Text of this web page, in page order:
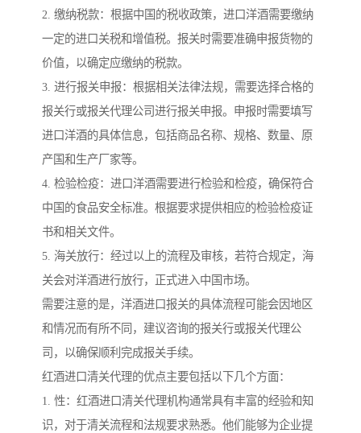
2. 缴纳税款：根据中国的税收政策，进口洋酒需要缴纳
一定的进口关税和增值税。报关时需要准确申报货物的
价值，以确定应缴纳的税款。
3. 进行报关申报：根据相关法律法规，需要选择合格的
报关行或报关代理公司进行报关申报。申报时需要填写
进口洋酒的具体信息，包括商品名称、规格、数量、原
产国和生产厂家等。
4. 检验检疫：进口洋酒需要进行检验和检疫，确保符合
中国的食品安全标准。根据要求提供相应的检验检疫证
书和相关文件。
5. 海关放行：经过以上的流程及审核，若符合规定，海
关会对洋酒进行放行，正式进入中国市场。
需要注意的是，洋酒进口报关的具体流程可能会因地区
和情况而有所不同，建议咨询的报关行或报关代理公
司，以确保顺利完成报关手续。
红酒进口清关代理的优点主要包括以下几个方面：
1. 性：红酒进口清关代理机构通常具有丰富的经验和知
识，对于清关流程和法规要求熟悉。他们能够为企业提